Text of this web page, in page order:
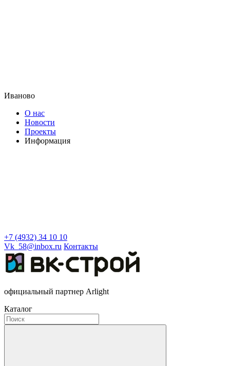
Иваново
О нас
Новости
Проекты
Информация
+7 (4932) 34 10 10
Vk_58@inbox.ru Контакты
официальный партнер Arlight
Каталог